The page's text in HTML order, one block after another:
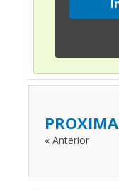
PROXIMA
« Anterior